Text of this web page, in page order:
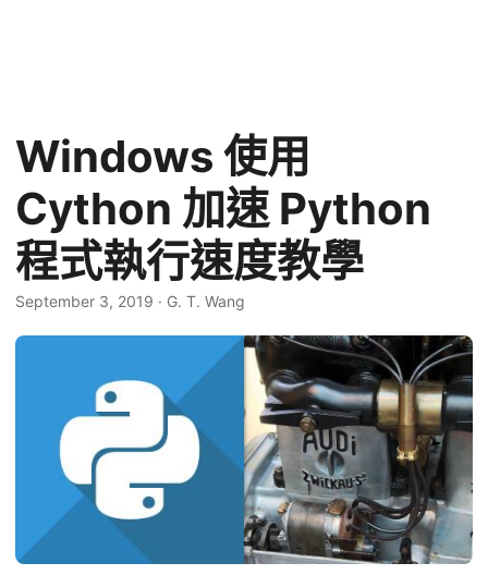
Windows 使用
Cython 加速 Python
程式執行速度教學
September 3, 2019 · G. T. Wang